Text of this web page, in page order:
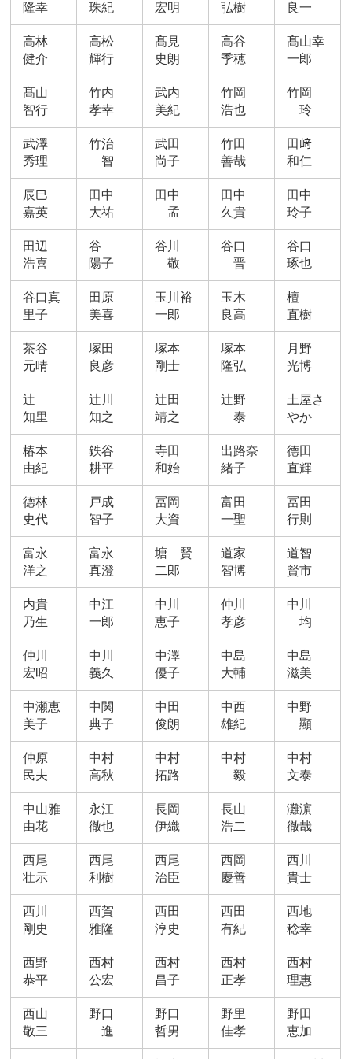
隆幸
珠紀
宏明
弘樹
良一
高林
健介
高松
輝行
髙見
史朗
高谷
季穂
髙山幸
一郎
髙山
智行
竹内
孝幸
武内
美紀
竹岡
浩也
竹岡
玲
武澤
秀理
竹治
智
武田
尚子
竹田
善哉
田﨑
和仁
辰巳
嘉英
田中
大祐
田中
孟
田中
久貴
田中
玲子
田辺
浩喜
谷
陽子
谷川
敬
谷口
晋
谷口
琢也
谷口真
里子
田原
美喜
玉川裕
一郎
玉木
良高
檀
直樹
茶谷
元晴
塚田
良彦
塚本
剛士
塚本
隆弘
月野
光博
辻
知里
辻川
知之
辻田
靖之
辻野
泰
土屋さ
やか
椿本
由紀
鉄谷
耕平
寺田
和始
出路奈
緒子
德田
直輝
德林
史代
戸成
智子
冨岡
大資
富田
一聖
冨田
行則
富永
洋之
富永
真澄
塘 賢
二郎
道家
智博
道智
賢市
内貴
乃生
中江
一郎
中川
恵子
仲川
孝彦
中川
均
仲川
宏昭
中川
義久
中澤
優子
中島
大輔
中島
滋美
中瀬恵
美子
中関
典子
中田
俊朗
中西
雄紀
中野
顯
仲原
民夫
中村
高秋
中村
拓路
中村
毅
中村
文泰
中山雅
由花
永江
徹也
長岡
伊織
長山
浩二
灘濵
徹哉
西尾
壮示
西尾
利樹
西尾
治臣
西岡
慶善
西川
貴士
西川
剛史
西賀
雅隆
西田
淳史
西田
有紀
西地
稔幸
西野
恭平
西村
公宏
西村
昌子
西村
正孝
西村
理惠
西山
敬三
野口
進
野口
哲男
野里
佳孝
野田
恵加